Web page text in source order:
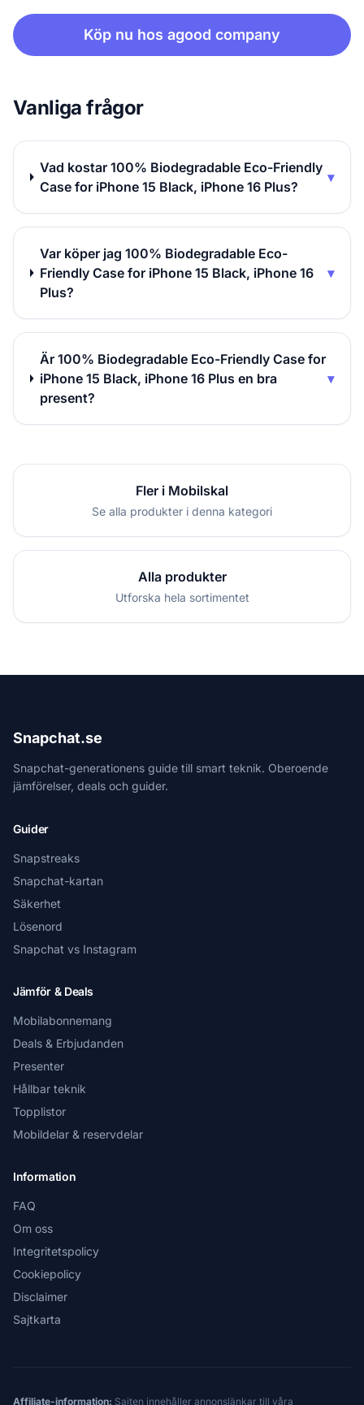
Köp nu hos agood company
Vanliga frågor
Vad kostar 100% Biodegradable Eco-Friendly
Case for iPhone 15 Black, iPhone 16 Plus?
▾
Var köper jag 100% Biodegradable Eco-
Friendly Case for iPhone 15 Black, iPhone 16
Plus?
▾
Är 100% Biodegradable Eco-Friendly Case for
iPhone 15 Black, iPhone 16 Plus en bra
present?
▾
Fler i Mobilskal
Se alla produkter i denna kategori
Alla produkter
Utforska hela sortimentet
Snapchat.se
Snapchat-generationens guide till smart teknik. Oberoende
jämförelser, deals och guider.
Guider
Snapstreaks
Snapchat-kartan
Säkerhet
Lösenord
Snapchat vs Instagram
Jämför & Deals
Mobilabonnemang
Deals & Erbjudanden
Presenter
Hållbar teknik
Topplistor
Mobildelar & reservdelar
Information
FAQ
Om oss
Integritetspolicy
Cookiepolicy
Disclaimer
Sajtkarta
Affiliate-information: Sajten innehåller annonslänkar till våra